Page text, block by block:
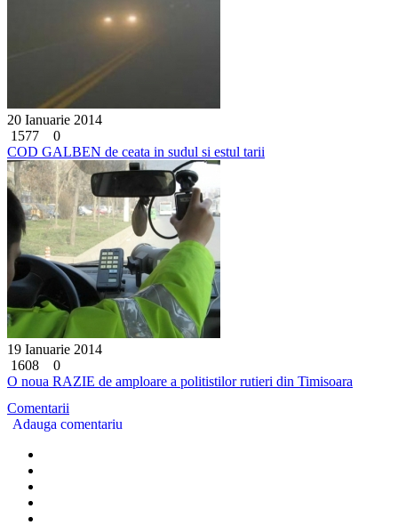
20 Ianuarie 2014
1577
0
COD GALBEN de ceata in sudul si estul tarii
19 Ianuarie 2014
1608
0
O noua RAZIE de amploare a politistilor rutieri din Timisoara
Comentarii
Adauga comentariu